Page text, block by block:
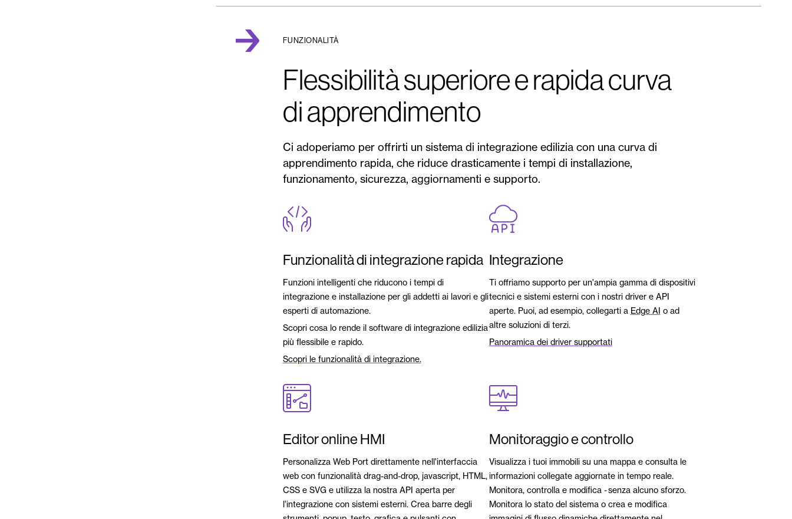
FUNZIONALITÀ
Flessibilità superiore e rapida curva
di apprendimento
Ci adoperiamo per offrirti un sistema di integrazione edilizia con una curva di
apprendimento rapida, che riduce drasticamente i tempi di installazione,
funzionamento, sicurezza, aggiornamenti e supporto.
Funzionalità di integrazione rapida
Funzioni intelligenti che riducono i tempi di
integrazione e installazione per gli addetti ai lavori e gli
esperti di automazione.
Scopri cosa lo rende il software di integrazione edilizia
più flessibile e rapido.
Scopri le funzionalità di integrazione.
Integrazione
Ti offriamo supporto per un'ampia gamma di dispositivi
tecnici e sistemi esterni con i nostri driver e API
aperte. Puoi, ad esempio, collegarti a Edge AI o ad
altre soluzioni di terzi.
Panoramica dei driver supportati
Editor online HMI
Personalizza Web Port direttamente nell'interfaccia
web con funzionalità drag-and-drop, javascript, HTML,
CSS e SVG e utilizza la nostra API aperta per
l’integrazione con sistemi esterni. Crea barre degli
Monitoraggio e controllo
Visualizza i tuoi immobili su una mappa e consulta le
informazioni collegate aggiornate in tempo reale.
Monitora, controlla e modifica -senza alcuno sforzo.
Monitora lo stato del sistema o crea e modifica